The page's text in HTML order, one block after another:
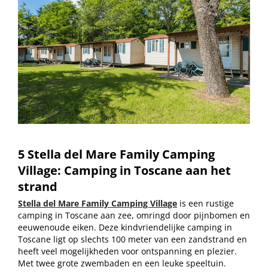
5 Stella del Mare Family Camping
Village: Camping in Toscane aan het
strand
Stella del Mare Family Camping Village is een rustige
camping in Toscane aan zee, omringd door pijnbomen en
eeuwenoude eiken. Deze kindvriendelijke camping in
Toscane ligt op slechts 100 meter van een zandstrand en
heeft veel mogelijkheden voor ontspanning en plezier.
Met twee grote zwembaden en een leuke speeltuin.